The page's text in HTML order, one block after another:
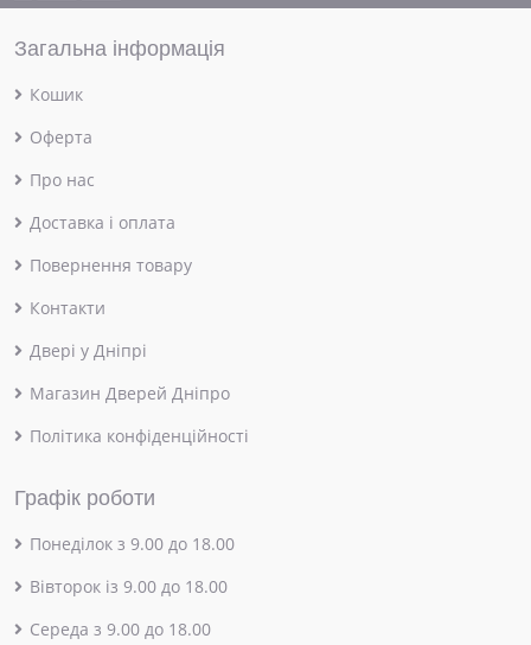
Загальна інформація
Кошик
Оферта
Про нас
Доставка і оплата
Повернення товару
Контакти
Двері у Дніпрі
Магазин Дверей Дніпро
Політика конфіденційності
Графік роботи
Понеділок з 9.00 до 18.00
Вівторок із 9.00 до 18.00
Середа з 9.00 до 18.00